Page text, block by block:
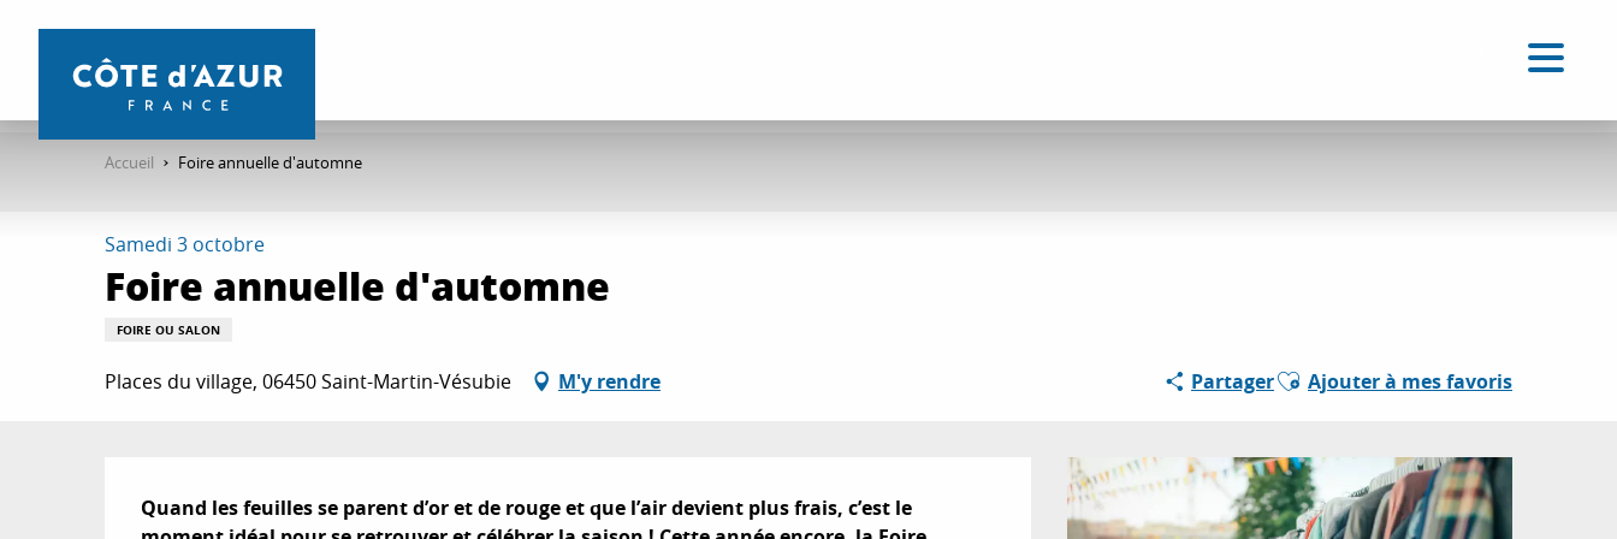
contenu
Accueil Foire annuelle d'automne
Samedi 3 octobre
Foire annuelle d'automne
FOIRE OU SALON
Places du village, 06450 Saint-Martin-Vésubie M'y rendre PartagerAjouter aux favoris
Ajouter à mes favoris
Description
Quand les feuilles se parent d’or et de rouge et que l’air devient plus frais, c’est le